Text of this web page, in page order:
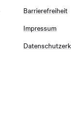
Barrierefreiheit
Impressum